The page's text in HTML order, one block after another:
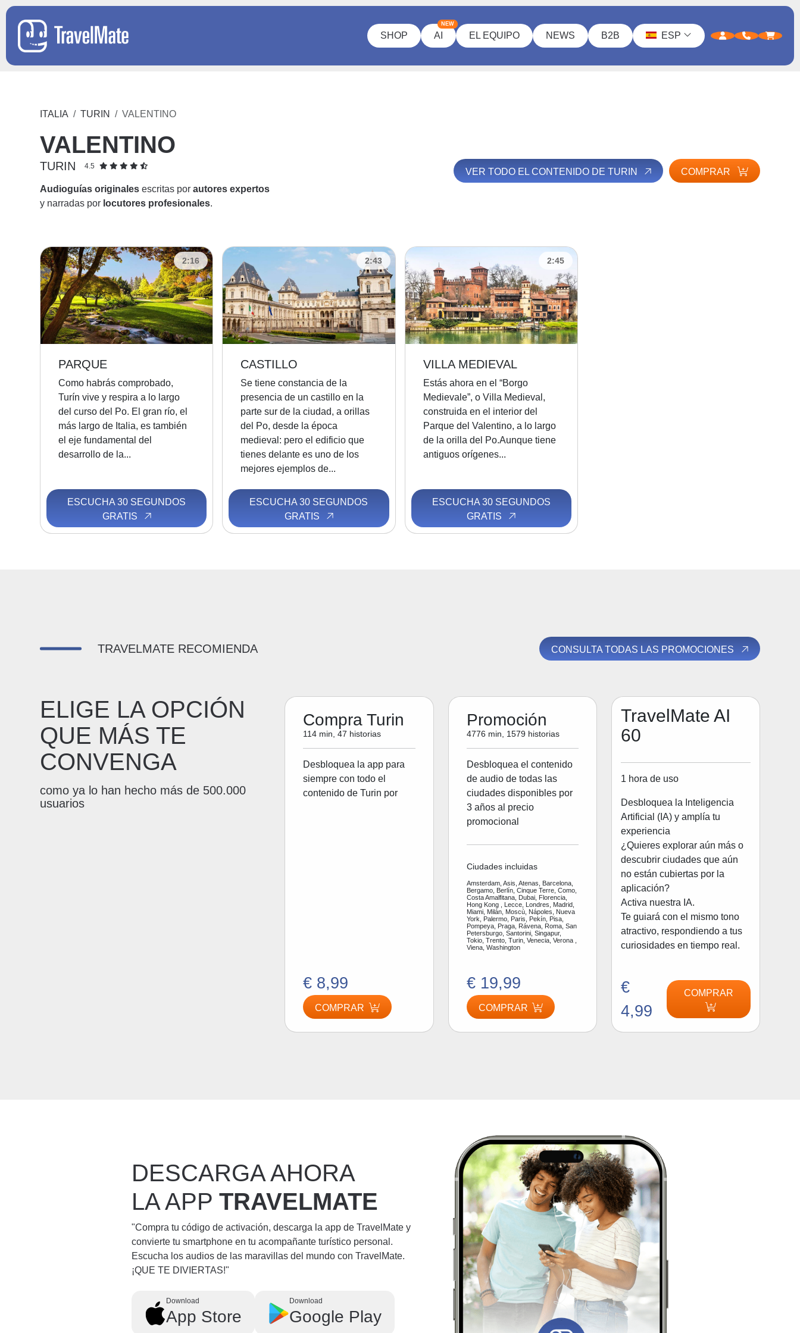
SHOP AI
NEW
EL EQUIPO NEWS B2B ESP
ITALIA TURIN VALENTINO
VALENTINO
TURIN 4.5
Audioguías originales escritas porautores expertos
y narradas por locutores profesionales.
VER TODO EL CONTENIDO DE TURIN COMPRAR
2:16
PARQUE
Como habrás comprobado,
Turín vive y respira a lo largo
del curso del Po. El gran río, el
más largo de Italia, es también
el eje fundamental del
desarrollo de la...
ESCUCHA 30 SEGUNDOS
GRATIS
2:43
CASTILLO
Se tiene constancia de la
presencia de un castillo en la
parte sur de la ciudad, a orillas
del Po, desde la época
medieval: pero el edificio que
tienes delante es uno de los
mejores ejemplos de...
ESCUCHA 30 SEGUNDOS
GRATIS
2:45
VILLA MEDIEVAL
Estás ahora en el “Borgo
Medievale”, o Villa Medieval,
construida en el interior del
Parque del Valentino, a lo largo
de la orilla del Po.Aunque tiene
antiguos orígenes...
ESCUCHA 30 SEGUNDOS
GRATIS
TRAVELMATE RECOMIENDA CONSULTA TODAS LAS PROMOCIONES
ELIGE LA OPCIÓN
QUE MÁS TE
CONVENGA
como ya lo han hecho más de 500.000
usuarios
Compra Turin
114 min, 47 historias
Desbloquea la app para
siempre con todo el
contenido de Turin por
€ 8,99
COMPRAR
Promoción
4776 min, 1579 historias
Desbloquea el contenido
de audio de todas las
ciudades disponibles por
3 años al precio
promocional
Ciudades incluidas
Amsterdam, Asis, Atenas, Barcelona,
Bergamo, Berlín, Cinque Terre, Como,
Costa Amalfitana, Dubai, Florencia,
Hong Kong , Lecce, Londres, Madrid,
Miami, Milán, Moscù, Nápoles, Nueva
York, Palermo, Paris, Pekín, Pisa,
Pompeya, Praga, Rávena, Roma, San
Petersburgo, Santorini, Singapur,
Tokio, Trento, Turin, Venecia, Verona ,
Viena, Washington
€ 19,99
COMPRAR
TravelMate AI
60
1 hora de uso
Desbloquea la Inteligencia
Artificial (IA) y amplía tu
experiencia
¿Quieres explorar aún más o
descubrir ciudades que aún
no están cubiertas por la
aplicación?
Activa nuestra IA.
Te guiará con el mismo tono
atractivo, respondiendo a tus
curiosidades en tiempo real.
€
4,99
COMPRAR
DESCARGA AHORA
LA APPTRAVELMATE
"Compra tu código de activación, descarga la app de TravelMate y
convierte tu smartphone en tu acompañante turístico personal.
Escucha los audios de las maravillas del mundo con TravelMate.
¡QUE TE DIVIERTAS!"
Download
App Store
Download
Google Play